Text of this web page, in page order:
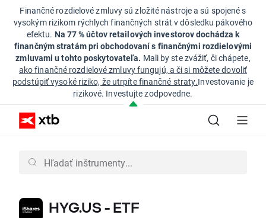
Finančné rozdielové zmluvy sú zložité nástroje a sú spojené s
vysokým rizikom rýchlych finančných strát v dôsledku pákového
efektu. Na 77 % účtov retailových investorov dochádza k
finančným stratám pri obchodovaní s finančnými rozdielovými
zmluvami u tohto poskytovateľa. Mali by ste zvážiť, či chápete,
ako finančné rozdielové zmluvy fungujú, a či si môžete dovoliť
podstúpiť vysoké riziko, že utrpíte finančné straty.Investovanie je
rizikové. Investujte zodpovedne.
HYG.US - ETF